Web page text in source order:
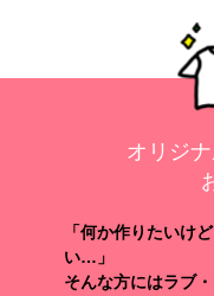
オリジ
「何か作りたいけ
い…」
そんな方にはラブ